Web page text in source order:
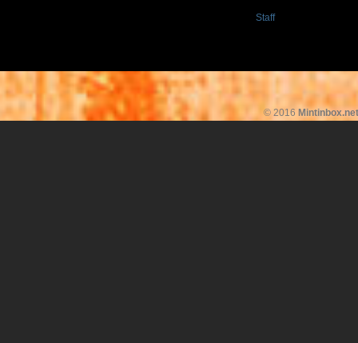
Staff
© 2016 Mintinbox.net